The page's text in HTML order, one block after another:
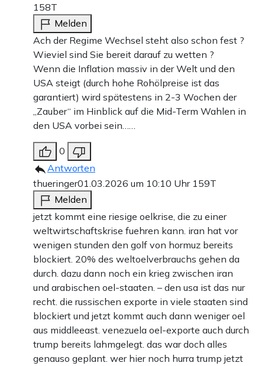
158T
Melden
Ach der Regime Wechsel steht also schon fest ?
Wieviel sind Sie bereit darauf zu wetten ?
Wenn die Inflation massiv in der Welt und den
USA steigt (durch hohe Rohölpreise ist das
garantiert) wird spätestens in 2-3 Wochen der
„Zauber“ im Hinblick auf die Mid-Term Wahlen in
den USA vorbei sein……
0
Antworten
thueringer01.03.2026 um 10:10 Uhr 159T
Melden
jetzt kommt eine riesige oelkrise, die zu einer
weltwirtschaftskrise fuehren kann. iran hat vor
wenigen stunden den golf von hormuz bereits
blockiert. 20% des weltoelverbrauchs gehen da
durch. dazu dann noch ein krieg zwischen iran
und arabischen oel-staaten. – den usa ist das nur
recht. die russischen exporte in viele staaten sind
blockiert und jetzt kommt auch dann weniger oel
aus middleeast. venezuela oel-exporte auch durch
trump bereits lahmgelegt. das war doch alles
genauso geplant. wer hier noch hurra trump jetzt